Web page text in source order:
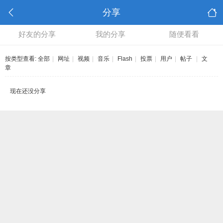
分享
好友的分享 我的分享 随便看看
按类型查看: 全部 网址 视频 音乐 Flash 投票 用户 帖子
文
章
现在还没分享